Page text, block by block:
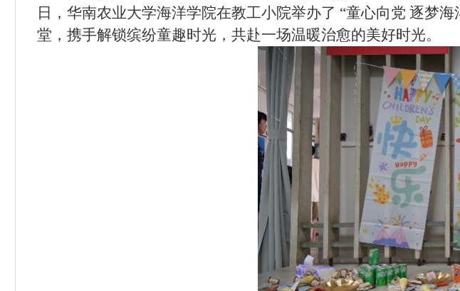
日，华南农业大学海洋学院在教工小院举办了 “童心向党 逐梦
堂，携手解锁缤纷童趣时光，共赴一场温暖治愈的美好时光。